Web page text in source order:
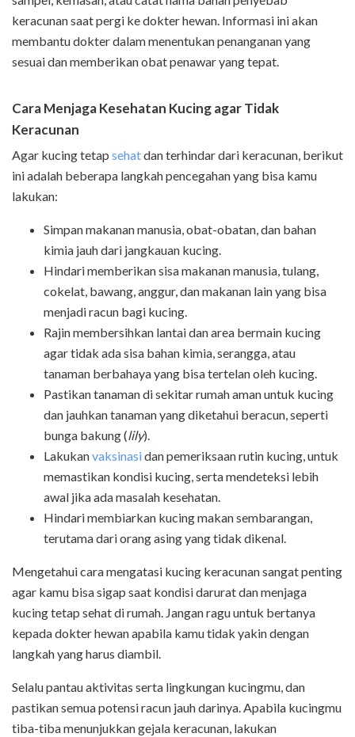
keracunan saat pergi ke dokter hewan. Informasi ini akan
membantu dokter dalam menentukan penanganan yang
sesuai dan memberikan obat penawar yang tepat.
Cara Menjaga Kesehatan Kucing agar Tidak
Keracunan
Agar kucing tetap sehatdan terhindar dari keracunan, berikut
ini adalah beberapa langkah pencegahan yang bisa kamu
lakukan:
Simpan makanan manusia, obat-obatan, dan bahan
kimia jauh dari jangkauan kucing.
Hindari memberikan sisa makanan manusia, tulang,
cokelat, bawang, anggur, dan makanan lain yang bisa
menjadi racun bagi kucing.
Rajin membersihkan lantai dan area bermain kucing
agar tidak ada sisa bahan kimia, serangga, atau
tanaman berbahaya yang bisa tertelan oleh kucing.
Pastikan tanaman di sekitar rumah aman untuk kucing
dan jauhkan tanaman yang diketahui beracun, seperti
bunga bakung (lily).
Lakukanvaksinasidan pemeriksaan rutin kucing, untuk
memastikan kondisi kucing, serta mendeteksi lebih
awal jika ada masalah kesehatan.
Hindari membiarkan kucing makan sembarangan,
terutama dari orang asing yang tidak dikenal.
Mengetahui cara mengatasi kucing keracunan sangat penting
agar kamu bisa sigap saat kondisi darurat dan menjaga
kucing tetap sehat di rumah. Jangan ragu untuk bertanya
kepada dokter hewan apabila kamu tidak yakin dengan
langkah yang harus diambil.
Selalu pantau aktivitas serta lingkungan kucingmu, dan
pastikan semua potensi racun jauh darinya. Apabila kucingmu
tiba-tiba menunjukkan gejala keracunan, lakukan